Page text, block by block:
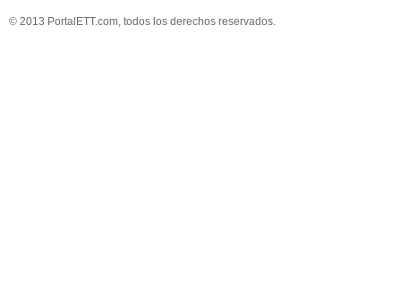
© 2013 PortalETT.com, todos los derechos reservados.